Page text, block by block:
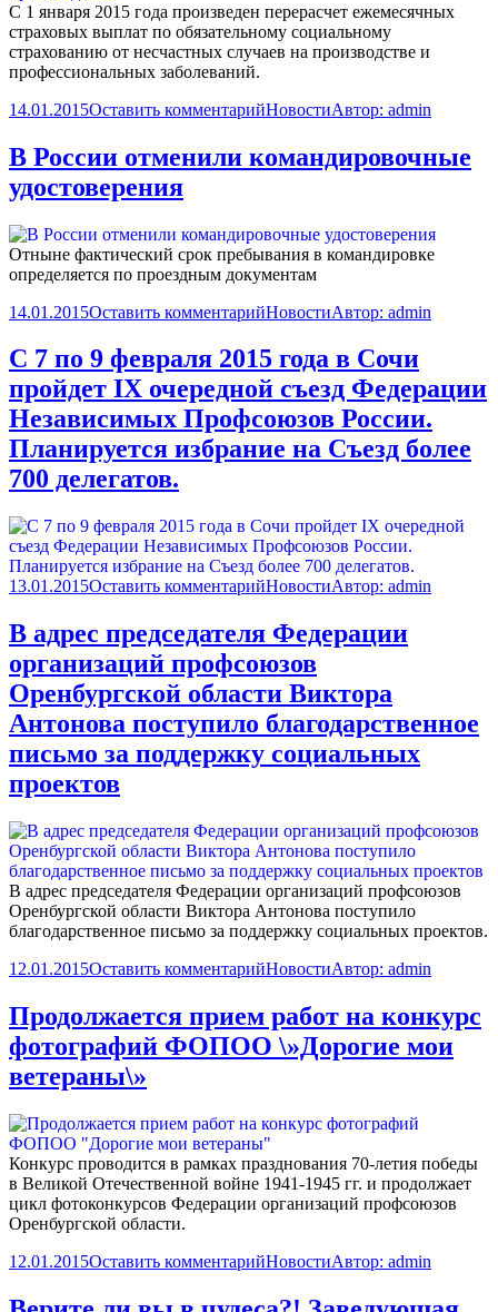
C 1 января 2015 года произведен перерасчет ежемесячных
страховых выплат по обязательному социальному
страхованию от несчастных случаев на производстве и
профессиональных заболеваний.
14.01.2015Оставить комментарийНовостиАвтор: admin
В России отменили командировочные
удостоверения
Отныне фактический срок пребывания в командировке
определяется по проездным документам
14.01.2015Оставить комментарийНовостиАвтор: admin
С 7 по 9 февраля 2015 года в Сочи
пройдет IX очередной съезд Федерации
Независимых Профсоюзов России.
Планируется избрание на Съезд более
700 делегатов.
13.01.2015Оставить комментарийНовостиАвтор: admin
В адрес председателя Федерации
организаций профсоюзов
Оренбургской области Виктора
Антонова поступило благодарственное
письмо за поддержку социальных
проектов
В адрес председателя Федерации организаций профсоюзов
Оренбургской области Виктора Антонова поступило
благодарственное письмо за поддержку социальных проектов.
12.01.2015Оставить комментарийНовостиАвтор: admin
Продолжается прием работ на конкурс
фотографий ФОПОО \»Дорогие мои
ветераны\»
Конкурс проводится в рамках празднования 70-летия победы
в Великой Отечественной войне 1941-1945 гг. и продолжает
цикл фотоконкурсов Федерации организаций профсоюзов
Оренбургской области.
12.01.2015Оставить комментарийНовостиАвтор: admin